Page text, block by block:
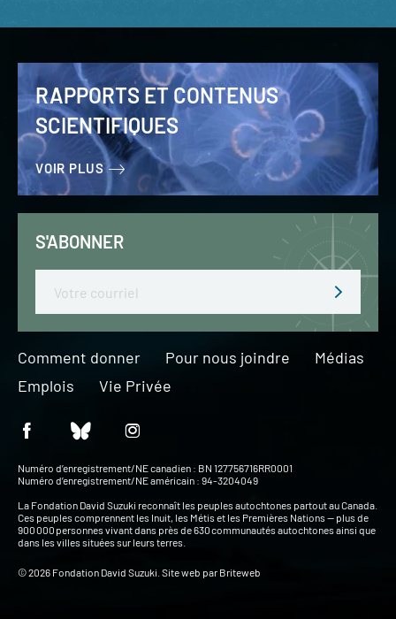
RAPPORTS ET CONTENUS
SCIENTIFIQUES
VOIR PLUS
S'ABONNER
Comment donner Pour nous joindre
Médias
Emplois
Vie Privée
Numéro d’enregistrement/NE canadien : BN 127756716RR0001
Numéro d’enregistrement/NE américain : 94-3204049
La Fondation David Suzuki reconnaît les peuples autochtones partout au Canada.
Ces peuples comprennent les Inuit, les Métis et les Premières Nations — plus de
900 000 personnes vivant dans près de 630 communautés autochtones ainsi que
dans les villes situées sur leurs terres.
© 2026 Fondation David Suzuki. Site web par Briteweb